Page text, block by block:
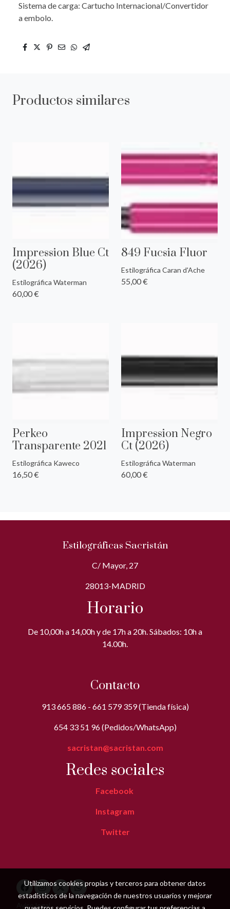
Sistema de carga: Cartucho Internacional/Convertidor
a embolo.
Productos similares
Impression Blue Ct
(2026)
Estilográfica Waterman
60,00 €
849 Fucsia Fluor
Estilográfica Caran d'Ache
55,00 €
Perkeo
Transparente 2021
Estilográfica Kaweco
16,50 €
Impression Negro
Ct (2026)
Estilográfica Waterman
60,00 €
Estilográficas Sacristán
C/ Mayor, 27
28013-MADRID
Horario
De 10,00h a 14,00h y de 17h a 20h. Sábados: 10h a
14.00h.
Contacto
913 665 886 - 661 579 359 (Tienda física)
654 33 51 96 (Pedidos/WhatsApp)
sacristan@sacristan.com
Redes sociales
Facebook
Instagram
Twitter
Aviso legal
Utilizamos cookies propias y terceros para obtener datos
estadísticos de la navegación de nuestros usuarios y mejorar